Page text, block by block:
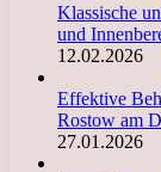
Klassische
und
12.02.2026
Effektive
Rostow am
27.01.2026